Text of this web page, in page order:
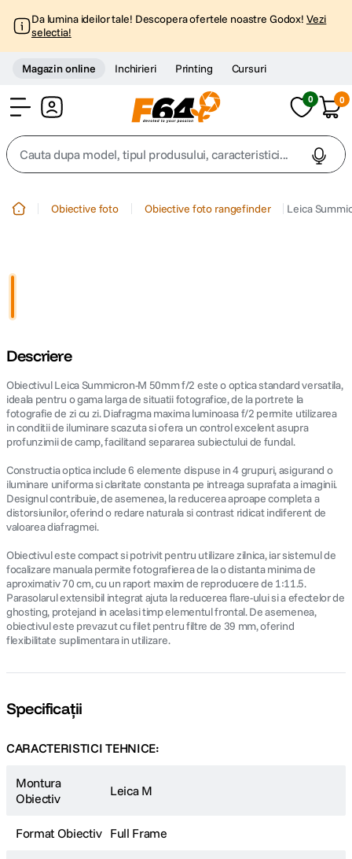
Da lumina ideilor tale! Descopera ofertele noastre Godox! Vezi
selectia!
Magazin online Inchirieri Printing Cursuri
0 0
Cauta dupa model, tipul produsului, caracteristici...
5. canon sx740 hs
6. lavaliera
8. card memorie
dji mic mini
10 . dji osmo
Obiective foto Obiective foto rangefinder Leica
Descriere
Obiectivul Leica Summicron-M 50mm f/2 este o optica standard versatila,
ideala pentru o gama larga de situatii fotografice, de la portrete la
fotografie de zi cu zi. Diafragma maxima luminoasa f/2 permite utilizarea
in conditii de iluminare scazuta si ofera un control excelent asupra
profunzimii de camp, facilitand separarea subiectului de fundal.
Constructia optica include 6 elemente dispuse in 4 grupuri, asigurand o
iluminare uniforma si claritate constanta pe intreaga suprafata a imaginii.
Designul contribuie, de asemenea, la reducerea aproape completa a
distorsiunilor, oferind o redare naturala si contrast ridicat indiferent de
valoarea diafragmei.
Obiectivul este compact si potrivit pentru utilizare zilnica, iar sistemul de
focalizare manuala permite fotografierea de la o distanta minima de
aproximativ 70 cm, cu un raport maxim de reproducere de 1:11.5.
Parasolarul extensibil integrat ajuta la reducerea flare-ului si a efectelor de
ghosting, protejand in acelasi timp elementul frontal. De asemenea,
obiectivul este prevazut cu filet pentru filtre de 39 mm, oferind
flexibilitate suplimentara in utilizare.
Specificații
CARACTERISTICI TEHNICE:
Montura
Obiectiv
Leica M
Format Obiectiv Full Frame